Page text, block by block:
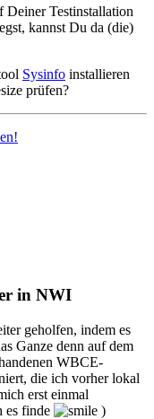
Deiner Testinstallation
kannst Du da (die)
Sysinfo installieren
prüfen?
in NWI
geholfen, indem es
Ganze denn auf dem
WBCE-
die ich vorher lokal
erst einmal
es finde
)